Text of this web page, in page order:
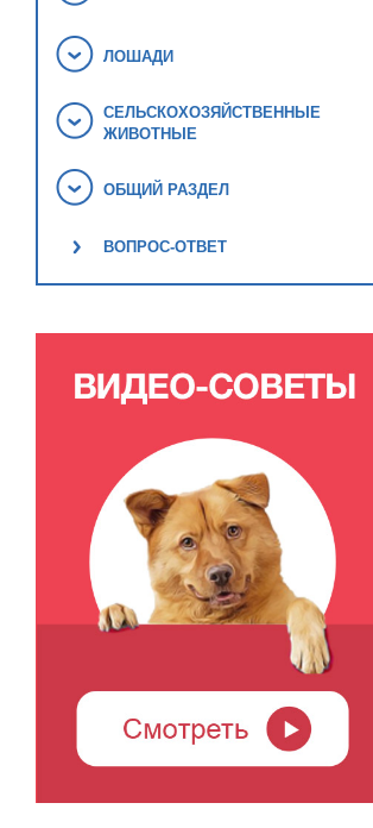
ЛОШАДИ
СЕЛЬСКОХОЗЯЙСТВЕННЫЕ
ЖИВОТНЫЕ
ОБЩИЙ РАЗДЕЛ
ВОПРОС-ОТВЕТ